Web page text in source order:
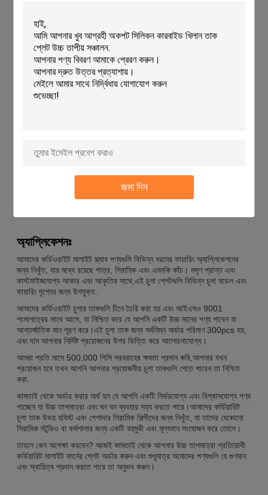
জমা দিন
টেকনিক্যাল প্যারামিটারঃ
তাপ প্রতিরোধ ক্ষমতা
১৩০০°সি
ব্যবহার
ফায়ারিং
উপাদান
আকৃতি
আয়তক্ষেত্রাকার, গোলাকার, বর্গক্ষেত্রাকার
সাদা বা হলুদ
অ্যাপ্লিকেশনঃ
আমাদের কর্ডিওরাইট মালাইট স্ল্যাব পণ্যগুলি বিভিন্ন ধরনের ফায়ারিং অ্যাপ্লিকেশনের
জন্য নিখুঁত, যার মধ্যে রয়েছে পাত্র, সিরামিক এবং এমনকি কাঁচ। মসৃণ প্রান্ত এবং
কাস্টমাইজযোগ্য আকার এবং আকৃতির সাথে,এই চুলা প্লেটগুলি বিভিন্ন চুলা মডেল এবং
ফায়ারিং দৃশ্যের জন্য উপযুক্ত.
আমাদের কর্ডিওরাইট চুলার তাকগুলি চীনে তৈরি করা হয় এবং আইএসও 9001
শংসাপত্রের সাথে আসে, যা নিশ্চিত করে যে আপনি একটি উচ্চ মানের পণ্য পাবেন যা
আন্তর্জাতিক মান পূরণ করে।এই চুলা তাক জন্য সর্বনিম্ন অর্ডার পরিমাণ 300pcs হয়,
এবং দাম আপনার নির্দিষ্ট প্রয়োজনের উপর ভিত্তি করে আলোচনাযোগ্য।
আমরা প্রতি মাসে 500,000 পিসি সরবরাহের ক্ষমতা প্রদান করি,আপনার যখন
প্রয়োজন হবে তখন আপনি আপনার প্রয়োজনীয় চুলা তাকগুলি পেতে পারেন তা নিশ্চিত
করা.
কামতাই থেকে অর্ডার করার অর্থ হল যে আপনি একটি নির্ভরযোগ্য এবং বিশ্বাসযোগ্য পণ্য
পাচ্ছেন যা উচ্চ তাপমাত্রা এবং ঘন ঘন ব্যবহার সহ্য করতে পারে।আমাদের কর্ডিয়ারিট
চুলা তাক উভয় হবিস্ট এবং পেশাদার সিরামিক শিল্পীদের জন্য নিখুঁত, যা তাদের যেকোনো
সিরামিক স্টুডিও বা কর্মশালার জন্য একটি বহুমুখী এবং মূল্যবান সংযোজন করে তোলে।
তাহলে কেন অপেক্ষা করবেন? আজই কামতাই থেকে আপনার উচ্চ তাপমাত্রা প্রতিরোধী
কর্ডিয়ারিট মালাইট ফার্নের প্লেট অর্ডার করুন এবং শুধুমাত্র আমাদের পণ্যগুলি যে গুণমান
এবং স্থায়িত্ব প্রদান করতে পারে তা অনুভব করুন।